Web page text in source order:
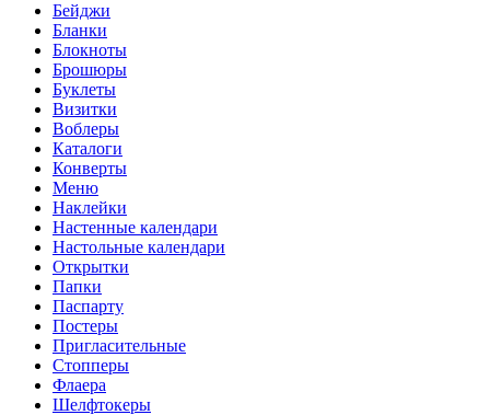
Бейджи
Бланки
Блокноты
Брошюры
Буклеты
Визитки
Воблеры
Каталоги
Конверты
Меню
Наклейки
Настенные календари
Настольные календари
Открытки
Папки
Паспарту
Постеры
Пригласительные
Стопперы
Флаера
Шелфтокеры